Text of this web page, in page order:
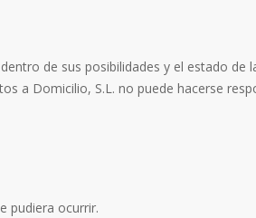
de sus posibilidades y el estado
a Domicilio, S.L. no puede hacerse
pudiera ocurrir.